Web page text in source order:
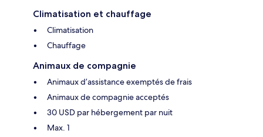
Climatisation et chauffage
Climatisation
Chauffage
Animaux de compagnie
Animaux d’assistance exemptés de frais
Animaux de compagnie acceptés
30 USD par hébergement par nuit
Max. 1